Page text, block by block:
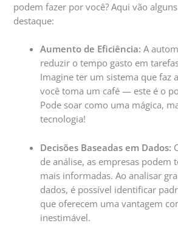
podem fazer por você? Aqui vão
destaque:
Aumento de Eficiência: A
reduzir o tempo gasto em
Imagine ter um sistema que faz
você toma um café — este é o
Pode soar como uma mágica,
tecnologia!
Decisões Baseadas em Dados:
de análise, as empresas podem
mais informadas. Ao analisar
dados, é possível identificar
que oferecem uma vantagem
inestimável.